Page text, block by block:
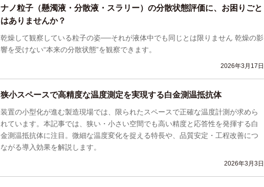
ナノ粒子（懸濁液・分散液・スラリー）の分散状態評価に、お困りごと
はありませんか？
乾燥して観察している粒子の姿──それが液体中でも同じとは限りません 乾燥の影
響を受けない“本来の分散状態”を観察できます。
2026年3月17日
狭小スペースで高精度な温度測定を実現する白金測温抵抗体
装置の小型化が進む製造現場では、限られたスペースで正確な温度計測が求めら
れています。本記事では、狭い・小さい空間でも高い精度と応答性を発揮する白
金測温抵抗体に注目。微細な温度変化を捉える特長や、品質安定・工程改善につ
ながる導入効果を解説します。
2026年3月3日